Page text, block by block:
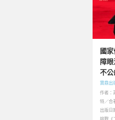
國
障
不公
寶鼎出
作者：
特／合
出版日
挑戰《